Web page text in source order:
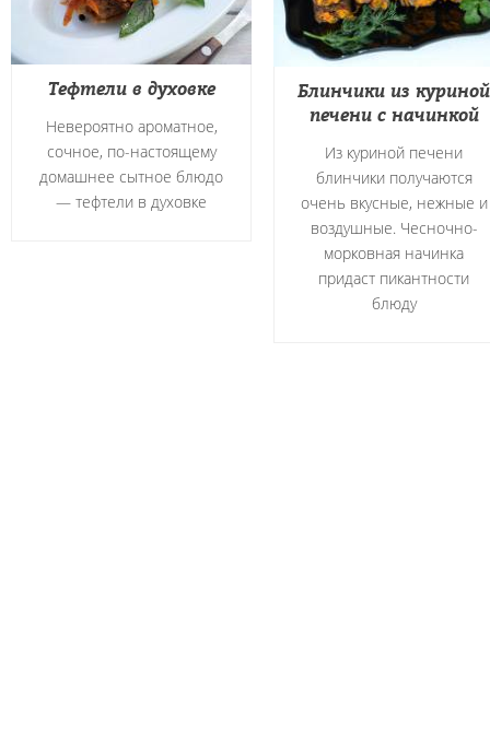
Тефтели в духовке
Невероятно ароматное,
сочное, по-настоящему
домашнее сытное блюдо
― тефтели в духовке
Блинчики из куриной
печени с начинкой
Из куриной печени
блинчики получаются
очень вкусные, нежные и
воздушные. Чесночно-
морковная начинка
придаст пикантности
блюду